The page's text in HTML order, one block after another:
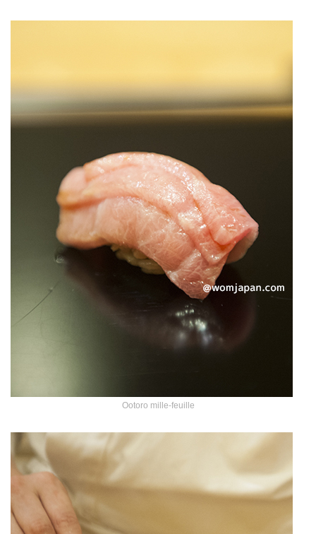
Ootoro mille-feuille